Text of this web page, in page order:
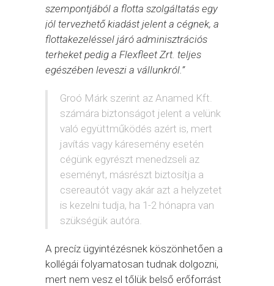
szempontjából a flotta szolgáltatás egy
jól tervezhető kiadást jelent a cégnek, a
flottakezeléssel járó adminisztrációs
terheket pedig a Flexfleet Zrt. teljes
egészében leveszi a vállunkról.”
Groó Márk szerint az Anamed Kft.
számára biztonságot jelent a velünk
való együttműködés azért is, mert
javítás vagy káresemény esetén
cégünk egyrészt menedzseli az
eseményt, másrészt biztosítja a
csereautót vagy akár azt a helyzetet
is kezelni tudja, ha 1-2 hónapra van
szükségük autóra.
A precíz ügyintézésnek köszönhetően a
kollégái folyamatosan tudnak dolgozni,
mert nem vesz el tőlük belső erőforrást